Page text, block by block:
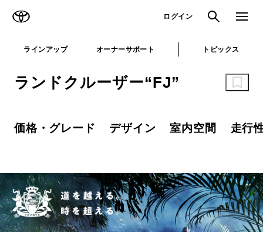
ログイン 検索 メニュ
ラインアップ オーナーサポート トピックス
ランドクルーザー“FJ”
価格・グレード デザイン 室内空間 走行